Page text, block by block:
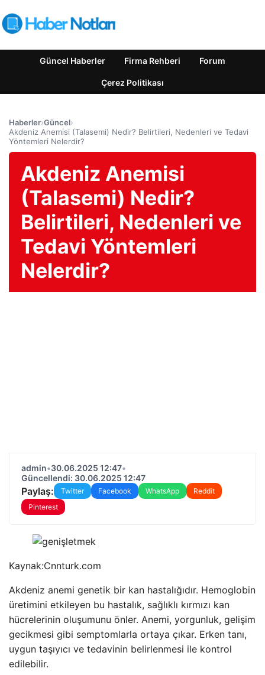
Güncel Haberler Firma Rehberi Forum
Çerez Politikası
Haberler›Güncel›
Akdeniz Anemisi (Talasemi) Nedir? Belirtileri, Nedenleri ve Tedavi
Yöntemleri Nelerdir?
Akdeniz Anemisi
(Talasemi) Nedir?
Belirtileri, Nedenleri ve
Tedavi Yöntemleri
Nelerdir?
admin•30.06.2025 12:47•
Güncellendi: 30.06.2025 12:47
Paylaş: Twitter Facebook WhatsApp
Reddit
Pinterest
Kaynak:Cnnturk.com
Akdeniz anemi genetik bir kan hastalığıdır. Hemoglobin
üretimini etkileyen bu hastalık, sağlıklı kırmızı kan
hücrelerinin oluşumunu önler. Anemi, yorgunluk, gelişim
gecikmesi gibi semptomlarla ortaya çıkar. Erken tanı,
uygun taşıyıcı ve tedavinin belirlenmesi ile kontrol
edilebilir.